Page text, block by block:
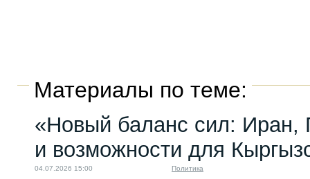
Материалы по теме:
«Новый баланс сил: Иран,
и возможности для
04.07.2026 15:00 Политика